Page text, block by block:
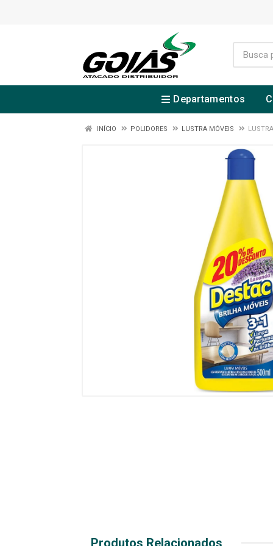
Departamentos
INÍCIO POLIDORES LUSTRA MÓVEIS
Produtos Relacionados